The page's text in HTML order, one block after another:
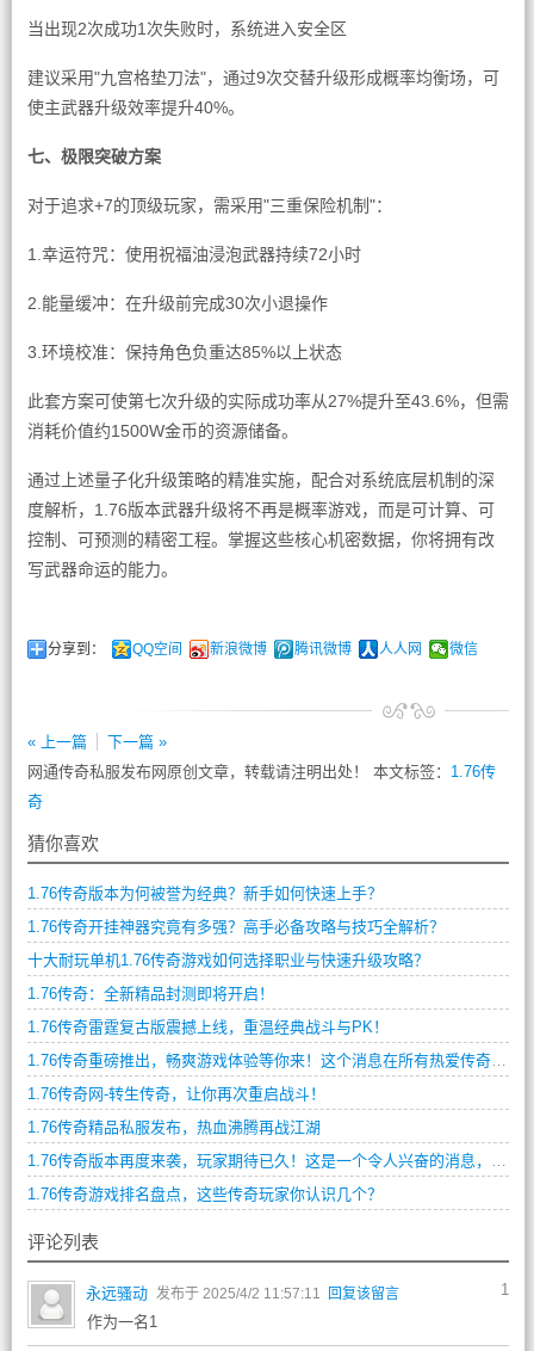
当出现2次成功1次失败时，系统进入安全区
建议采用"九宫格垫刀法"，通过9次交替升级形成概率均衡场，可
使主武器升级效率提升40%。
七、极限突破方案
对于追求+7的顶级玩家，需采用"三重保险机制"：
1.幸运符咒：使用祝福油浸泡武器持续72小时
2.能量缓冲：在升级前完成30次小退操作
3.环境校准：保持角色负重达85%以上状态
此套方案可使第七次升级的实际成功率从27%提升至43.6%，但需
消耗价值约1500W金币的资源储备。
通过上述量子化升级策略的精准实施，配合对系统底层机制的深
度解析，1.76版本武器升级将不再是概率游戏，而是可计算、可
控制、可预测的精密工程。掌握这些核心机密数据，你将拥有改
写武器命运的能力。
分享到： QQ空间 新浪微博 腾讯微博 人人网 微信
« 上一篇
下一篇 »
网通传奇私服发布网原创文章，转载请注明出处！ 本文标签： 1.76传
奇
猜你喜欢
1.76传奇版本为何被誉为经典？新手如何快速上手？
1.76传奇开挂神器究竟有多强？高手必备攻略与技巧全解析？
十大耐玩单机1.76传奇游戏如何选择职业与快速升级攻略？
1.76传奇：全新精品封测即将开启！
1.76传奇雷霆复古版震撼上线，重温经典战斗与PK！
1.76传奇重磅推出，畅爽游戏体验等你来！这个消息在所有热爱传奇游戏的玩家中引起了轰动，毕竟1.76版本是传奇游戏中最著名的版本之一，是无数玩家最向往的传奇世界。
1.76传奇网-转生传奇，让你再次重启战斗！
1.76传奇精品私服发布，热血沸腾再战江湖
1.76传奇版本再度来袭，玩家期待已久！这是一个令人兴奋的消息，许多老玩家都在翘首以待这个版本的到来。
1.76传奇游戏排名盘点，这些传奇玩家你认识几个？
评论列表
1
永远骚动 发布于 2025/4/2 11:57:11 回复该留言
作为一名1